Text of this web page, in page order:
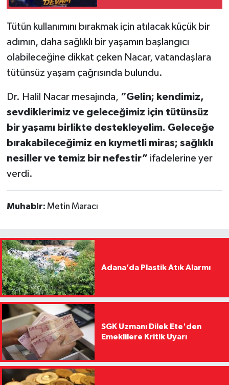
Tütün kullanımını bırakmak için atılacak küçük bir
adımın, daha sağlıklı bir yaşamın başlangıcı
olabileceğine dikkat çeken Nacar, vatandaşlara
tütünsüz yaşam çağrısında bulundu.
Dr. Halil Nacar mesajında, “Gelin; kendimiz,
sevdiklerimiz ve geleceğimiz için tütünsüz
bir yaşamı birlikte destekleyelim. Geleceğe
bırakabileceğimiz en kıymetli miras; sağlıklı
nesiller ve temiz bir nefestir” ifadelerine yer
verdi.
Muhabir: Metin Maracı
Adana’da Plastik Atık Alarmı
SGK Uzmanı Dilek Ete'den
Emeklilere Kritik Uyarı